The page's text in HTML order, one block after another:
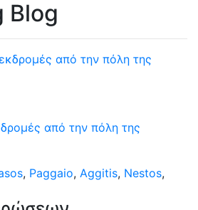
Blog
από την πόλη της
, Paggaio, Aggitis, Nestos,